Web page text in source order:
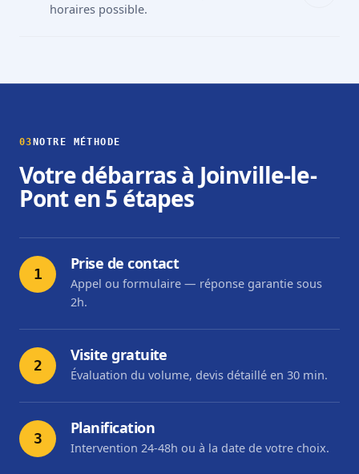
horaires possible.
03 NOTRE MÉTHODE
Votre débarras à Joinville-le-
Pont en 5 étapes
1
Prise de contact
Appel ou formulaire — réponse garantie sous
2h.
2
Visite gratuite
Évaluation du volume, devis détaillé en 30 min.
3
Planification
Intervention 24-48h ou à la date de votre choix.